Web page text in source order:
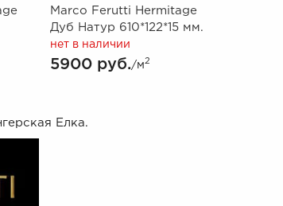
Marco Ferutti Hermitage
Дуб Натур 610*122*15 мм.
нет в наличии
5900 руб./м 2
Елка.